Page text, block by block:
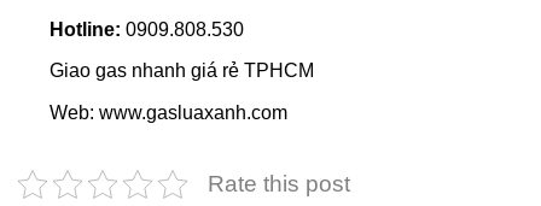
Hotline: 0909.808.530
Giao gas nhanh giá rẻ TPHCM
Web: www.gasluaxanh.com
Rate this post